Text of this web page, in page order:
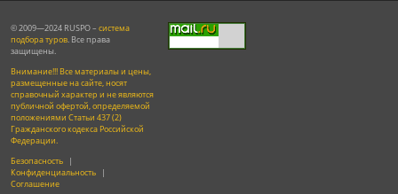
© 2009—2024 RUSPO – система
подбора туров. Все права
защищены.
Внимание!!! Все материалы и цены,
размещенные на сайте, носят
справочный характер и не являются
публичной офертой, определяемой
положениями Статьи 437 (2)
Гражданского кодекса Российской
Федерации.
Безопасность |
Конфиденциальность |
Соглашение